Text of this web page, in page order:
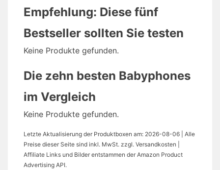
Empfehlung: Diese fünf
Bestseller sollten Sie testen
Keine Produkte gefunden.
Die zehn besten Babyphones
im Vergleich
Keine Produkte gefunden.
Letzte Aktualisierung der Produktboxen am: 2026-08-06 | Alle
Preise dieser Seite sind inkl. MwSt. zzgl. Versandkosten |
Affiliate Links und Bilder entstammen der Amazon Product
Advertising API.